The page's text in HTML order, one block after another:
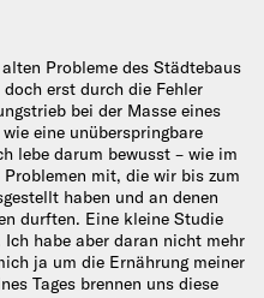
Probleme des Städtebaus
erst durch die Fehler
bei der Masse eines
eine unüberspringbare
lebe darum bewusst – wie im
mit, die wir bis zum
haben und an denen
durften. Eine kleine Studie
habe aber daran nicht mehr
ja um die Ernährung meiner
Tages brennen uns diese